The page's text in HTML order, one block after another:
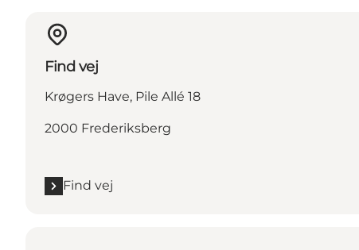
Find vej
Krøgers Have, Pile Allé 18
2000 Frederiksberg
Find vej